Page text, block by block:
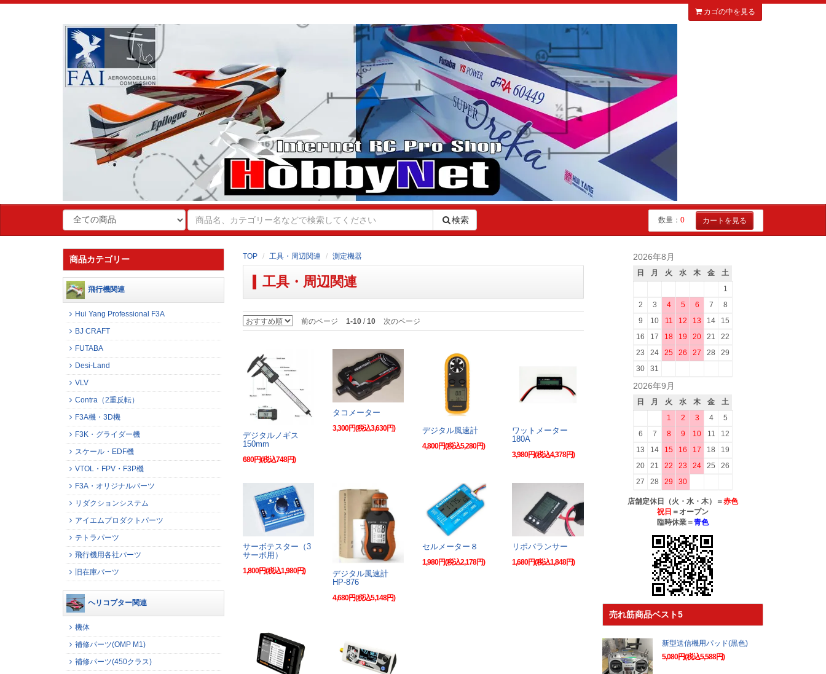
カゴの中を見る
検索 数量： 0 カートを見る
TOP 工具・周辺関連 測定機器
工具・周辺関連
前のページ 1-10 /10 次のページ
デジタルノギス
150mm
680円(税込748円)
タコメーター
3,300円(税込3,630円) デジタル風速計
4,800円(税込5,280円)
ワットメーター
180A
3,980円(税込4,378円)
サーボテスター（3
サーボ用）
1,800円(税込1,980円)
デジタル風速計
HP-876
4,680円(税込5,148円)
セルメーター８
1,980円(税込2,178円)
リポバランサー
1,680円(税込1,848円)
商品カテゴリー
飛行機関連
Hui Yang Professional F3A
BJ CRAFT
FUTABA
Desi-Land
VLV
Contra（2重反転）
F3A機・3D機
F3K・グライダー機
スケール・EDF機
VTOL・FPV・F3P機
F3A・オリジナルパーツ
リダクションシステム
アイエムプロダクトパーツ
テトラパーツ
飛行機用各社パーツ
旧在庫パーツ
ヘリコプター関連
機体
補修パーツ(OMP M1)
補修パーツ(450クラス)
2026年8月
日 月 火 水 木 金
土
1
2
3 4 5 6 7
8
9
10 11 12 13 14
15
16
17 18 19 20 21
22
23
24 25 26 27 28
29
30
31
2026年9月
日 月 火 水 木 金
土
1
2 3 4
5
6
7 8 9 10 11
12
13
14 15 16 17 18
19
20
21 22 23 24 25
26
27
28 29 30
店舗定休日（火・水・木）＝赤色
祝日 ＝オープン
臨時休業＝青色
売れ筋商品ベスト5
新型送信機用パッド(黒色)
5,080円(税込5,588円)